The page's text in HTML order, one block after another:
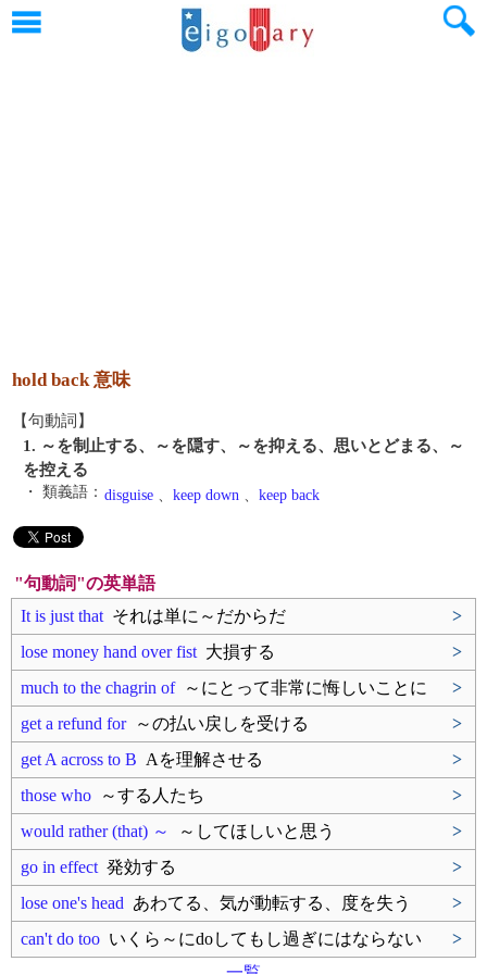
hold back 意味
【句動詞】
1. ～を制止する、～を隠す、～を抑える、思いとどまる、～
を控える
・ 類義語： disguise 、 keep down 、 keep back
"句動詞"の英単語
It is just that それは単に～だからだ
>
lose money hand over fist 大損する
>
much to the chagrin of～にとって非常に悔しいことに
>
get a refund for～の払い戻しを受ける
>
get A across to B Aを理解させる
>
those who ～する人たち
>
would rather (that) ～
～してほしいと思う
>
go in effect 発効する
>
lose one's head あわてる、気が動転する、度を失う
>
can't do too いくら～にdoしてもし過ぎにはならない
>